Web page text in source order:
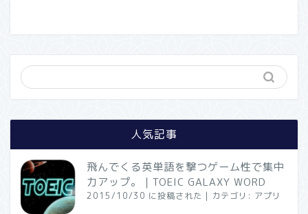
人気記事
飛んでくる英単語を撃つゲーム性で集中
力アップ。｜TOEIC GALAXY WORD
2015/10/30 に投稿された | カテゴリ: アプリ